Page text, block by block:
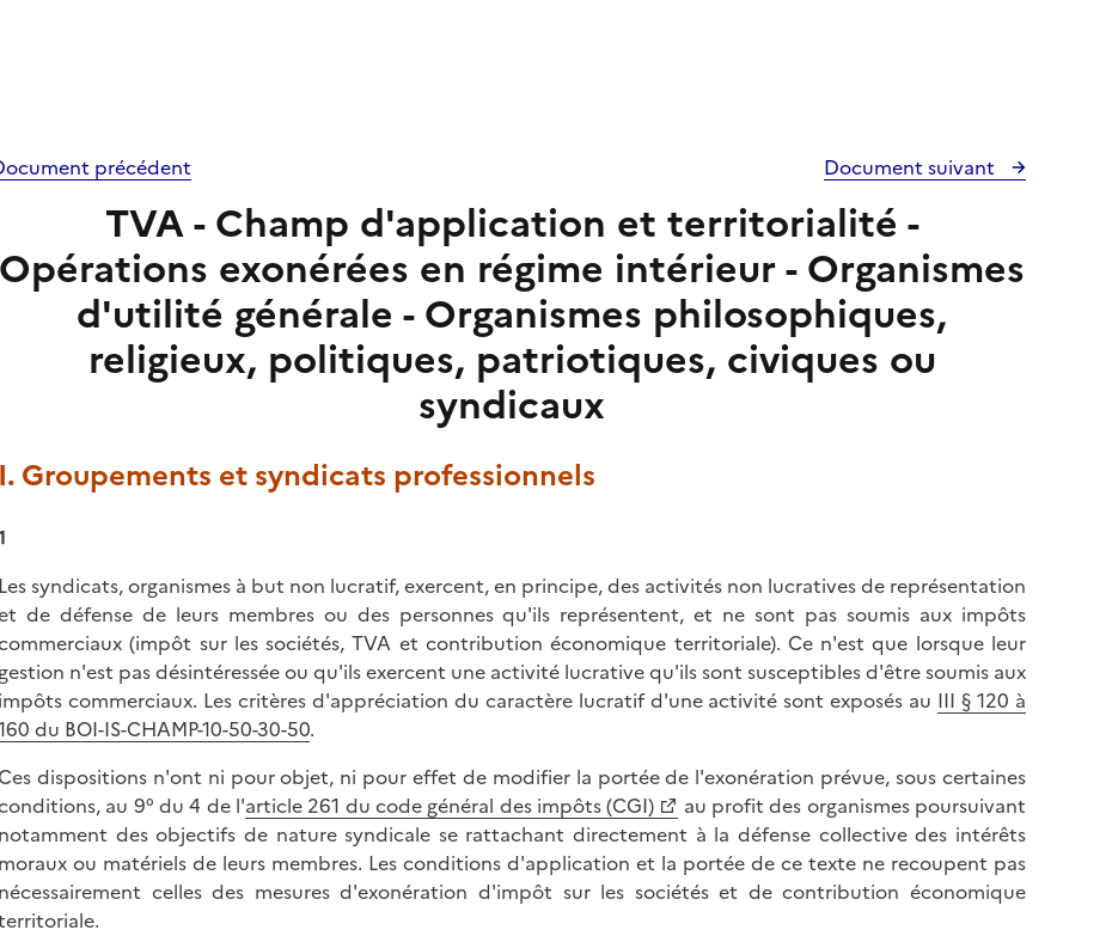
précédent Document suivant
TVA - Champ d'application et territorialité -
Opérations exonérées en régime intérieur - Organismes
d'utilité générale - Organismes philosophiques,
religieux, politiques, patriotiques, civiques ou
syndicaux
I. Groupements et syndicats professionnels
Les syndicats, organismes à but non lucratif, exercent, en principe, des activités non lucratives de représentation
de défense de leurs membres ou des personnes qu'ils représentent, et ne sont pas soumis aux impôts
(impôt sur les sociétés, TVA et contribution économique territoriale). Ce n'est que lorsque leur
n'est pas désintéressée ou qu'ils exercent une activité lucrative qu'ils sont susceptibles d'être soumis aux
impôts commerciaux. Les critères d'appréciation du caractère lucratif d'une activité sont exposés au III § 120 à
du BOI-IS-CHAMP-10-50-30-50.
Ces dispositions n'ont ni pour objet, ni pour effet de modifier la portée de l'exonération prévue, sous certaines
au 9° du 4 de l'article 261 du code général des impôts (CGI)
au profit des organismes poursuivant
notamment des objectifs de nature syndicale se rattachant directement à la défense collective des intérêts
moraux ou matériels de leurs membres. Les conditions d'application et la portée de ce texte ne recoupent pas
nécessairement celles des mesures d'exonération d'impôt sur les sociétés et de contribution économique